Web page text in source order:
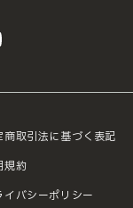
商取引法に基づく表記
規約
イバシーポリシー